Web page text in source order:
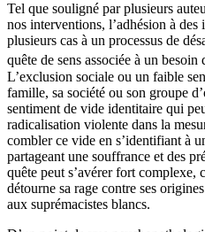
Tel que souligné par plusieurs
nos interventions, l’adhésion à
plusieurs cas à un processus de
quête de sens associée à un besoin
L’exclusion sociale ou un faible
famille, sa société ou son groupe
sentiment de vide identitaire qui
radicalisation violente dans la
combler ce vide en s’identifiant à
partageant une souffrance et des
quête peut s’avérer fort complexe,
détourne sa rage contre ses
aux suprémacistes blancs.